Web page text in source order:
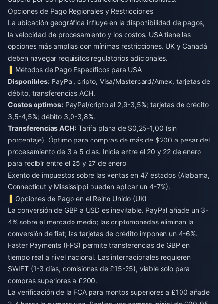
Opciones de Pago Regionales y Restricciones
La ubicación geográfica influye en la disponibilidad de pagos,
la velocidad de procesamiento y los costos. USA tiene las
opciones más amplias con mínimas restricciones. UK y Canadá
deben navegar requisitos regulatorios adicionales.
Métodos de Pago Específicos para USA
Disponibles: PayPal, cripto, Visa/Mastercard/Amex, tarjetas de
débito, transferencias ACH.
Costos óptimos: PayPal/cripto al 2,9-3,5%; tarjetas de crédito
3,5-4,5%; débito 3,0-3,8%.
Transferencias ACH: Tarifa plana de $0,25-1,00 (sin
porcentaje). Óptimo para compras de más de $200 a pesar del
procesamiento de 3 a 5 días. Inicie entre el 20 y 22 de enero
para recibir entre el 25 y 27 de enero.
Exento de impuestos sobre las ventas en 47 estados (Alabama,
Connecticut y Mississippi pueden aplicar un 4-7%).
Opciones de Pago en el Reino Unido (UK)
La conversión de GBP a USD es inevitable. PayPal añade un 3-
4% sobre el mercado medio; las criptomonedas eliminan la
conversión de fiat; las tarjetas de crédito imponen un 4-6%.
Faster Payments (FPS) permite transferencias de GBP en
tiempo real a nivel nacional. Las internacionales requieren
SWIFT (1-3 días, comisiones de £15-25), viable solo para
compras superiores a £200.
La verificación de la FCA para montos superiores a £100 añade